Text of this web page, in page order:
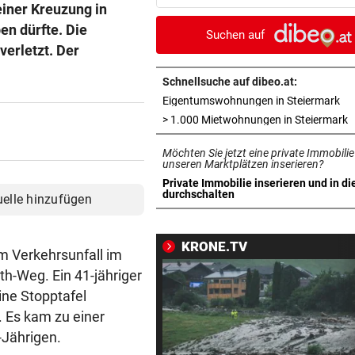
Kreuzung in
dürfte. Die
Der
hinzufügen
Verkehrsunfall im
Weg. Ein 41-jähriger
Stopptafel
kam zu einer
Madrid bis 2032
UKRAINISCHER ANGRIFF? vor
Vor Oman havarierter
Ölkatastrophe droht
„VERSTEHE ICH NICHT“ vor
ÖFB-Kicker Wimmer packt
Morddrohungen aus
ABSCHIED AUS ENGLAND vor
Spanien-Star Rodri vor
2 JAHRE LANG GETESTET vor
Drei Steirer tüfteln an der
Boxershort
DRAMATISCHE RETTUNG vor
Suchen auf
Schnellsuche auf dibeo.at:
Eigentumswohnungen in Steiermarkin
> 1.000 Mietwohnungen in Steiermark
Möchten Sie jetzt eine private
unseren Marktplätzen inserieren?
Private Immobilie inserieren und in
durchschalten
in neuem Tab öffnen
KRONE.TV